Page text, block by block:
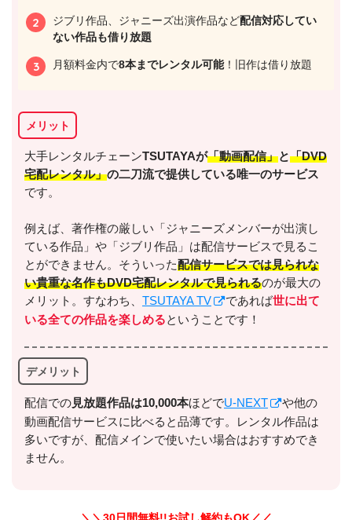
＼＼31日間無料!!お試し解約もOK／／
今すぐ無料でU-NEXTで見る
出典:U-NEXTヘルプセンター
ジブリ作品、ジャニーズ出演作品など配信対応してい
ない作品も借り放題
月額料金内で8本までレンタル可能！旧作は借り放題
メリット
大手レンタルチェーンTSUTAYAが「動画配信」と「DVD
宅配レンタル」の二刀流で提供している唯一のサービス
です。
例えば、著作権の厳しい「ジャニーズメンバーが出演し
ている作品」や「ジブリ作品」は配信サービスで見るこ
とができません。そういった配信サービスでは見られな
い貴重な名作もDVD宅配レンタルで見られるのが最大の
メリット。すなわち、 TSUTAYA TV であれば世に出て
いる全ての作品を楽しめるということです！
デメリット
配信での⾒放題作品は10,000本ほどでU-NEXT
や他の
動画配信サービスに比べると品薄です。レンタル作品は
多いですが、配信メインで使いたい場合はおすすめでき
ません。